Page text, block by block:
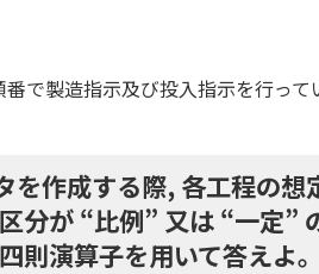
たり,仕入先に依頼する業務手続上
(1) 本文中の下線 3のある作業とは
で製造指示及び投入指示を行って
を作成する際, 各工程の想
分が “比例” 又は “一定”
則演算子を用いて答えよ。